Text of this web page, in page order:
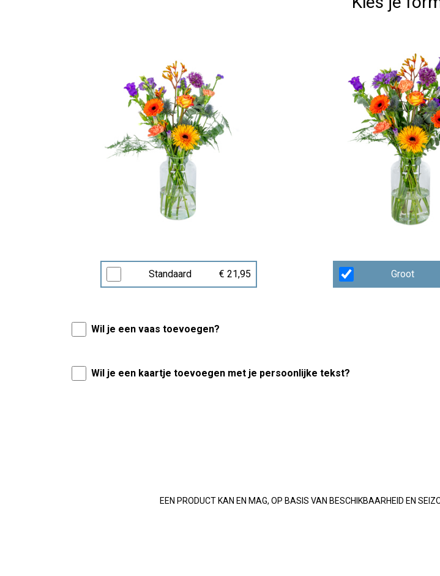
Standaard € 21,95 Groot
Wil je een vaas toevoegen?
Wil je een kaartje toevoegen met je persoonlijke tekst?
EEN PRODUCT KAN EN MAG, OP BASIS VAN BESCHIKBAARHEID EN